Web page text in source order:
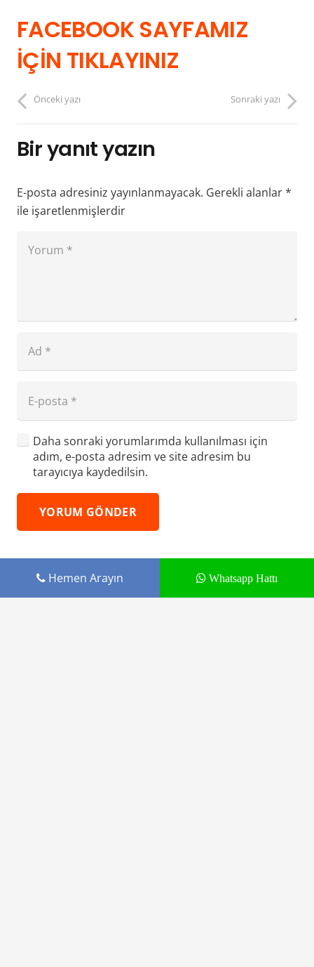
FACEBOOK SAYFAMIZ
İÇİN TIKLAYINIZ
Önceki yazı Sonraki yazı
Bir yanıt yazın
E-posta adresiniz yayınlanmayacak. Gerekli alanlar*
ile işaretlenmişlerdir
Daha sonraki yorumlarımda kullanılması için
adım, e-posta adresim ve site adresim bu
tarayıcıya kaydedilsin.
YORUM GÖNDER
Hemen Arayın Whatsapp Hattı